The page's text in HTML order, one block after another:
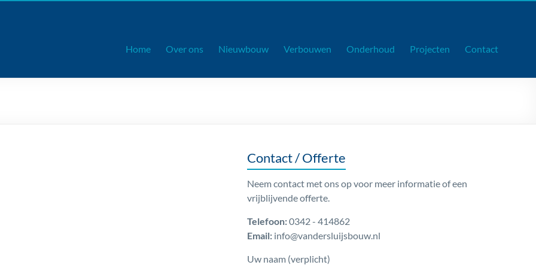
Home Over ons Nieuwbouw Verbouwen Onderhoud Projecten Contact
Contact / Offerte
Neem contact met ons op voor meer informatie of een
vrijblijvende offerte.
Telefoon:0342 - 414862
Email: info@vandersluijsbouw.nl
Uw naam (verplicht)